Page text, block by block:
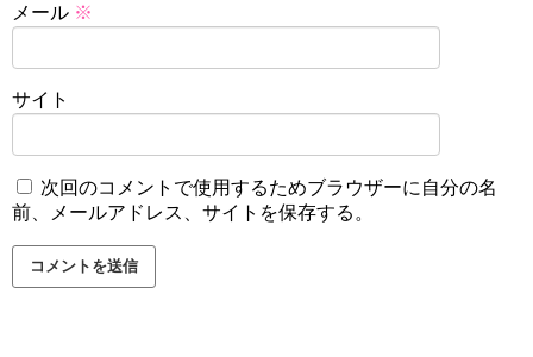
メール ※
サイト
次回のコメントで使用するためブラウザーに自分の名
前、メールアドレス、サイトを保存する。